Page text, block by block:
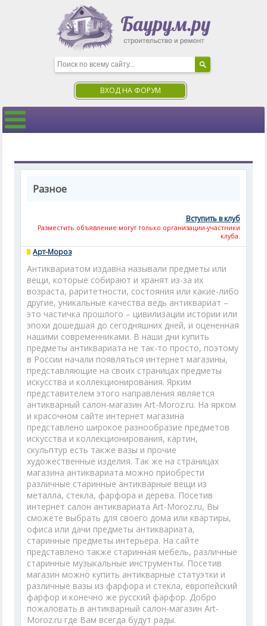
ВХОД НА ФОРУМ
Разное
Вступить в клуб
Разместить объявление могут только организации-участники
клуба.
Арт-Мороз
Антиквариатом издавна называли предметы или
вещи, которые собирают и хранят из-за их
возраста, раритетности, состояния или какие-либо
другие, уникальные качества ведь антиквариат –
это частичка прошлого – цивилизации истории или
эпохи дошедшая до сегодняшних дней, и оцененная
нашими современниками. В наши дни купить
предметы антиквариата не так-то просто, поэтому
в России начали появляться интернет магазины,
представляющие на своих страницах предметы
искусства и коллекционирования. Ярким
представителем этого направления является
антикварный салон-магазин Art-Moroz.ru. На ярком
и красочном сайте интернет магазина
представлено широкое разнообразие предметов
искусства и коллекционирования, картин,
скульптур есть также вазы и прочие
художественные изделия. Так же на страницах
магазина антиквариата можно приобрести
различные старинные антикварные вещи из
металла, стекла, фарфора и дерева. Посетив
интернет салон антиквариата Art-Moroz.ru, Вы
сможете выбрать для своего дома или квартиры,
офиса или дачи предметы антиквариата,
старинные предметы интерьера. На сайте
представлено также старинная мебель, различные
старинные музыкальные инструменты. Посетив
магазин можно купить антикварные статуэтки и
различные вазы из фарфора и стекла, европейский
фарфор и конечно же русский фарфор. Добро
пожаловать в антикварный салон-магазин Art-
Moroz.ru где Вам всегда будут рады.